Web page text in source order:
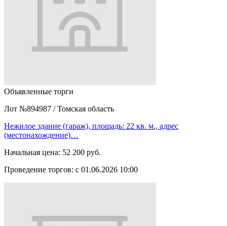
Объявленные торги
Лот №894987 / Томская область
Нежилое здание (гараж), площадь: 22 кв. м., адрес
(местонахождение)…
Начальная цена: 52 200 руб.
Проведение торгов: с 01.06.2026 10:00